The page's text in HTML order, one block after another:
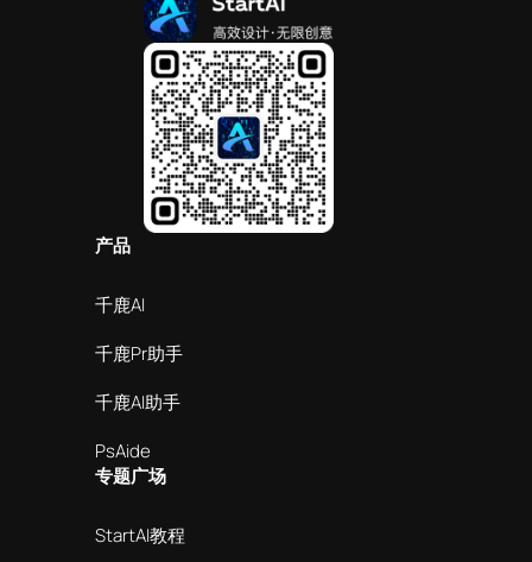
产品
千鹿AI
千鹿Pr助手
千鹿AI助手
PsAide
专题广场
StartAI教程